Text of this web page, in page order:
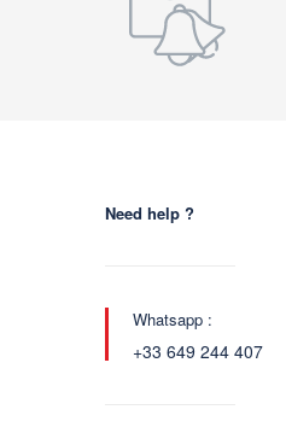
Need help ?
Whatsapp :
+33 649 244 407